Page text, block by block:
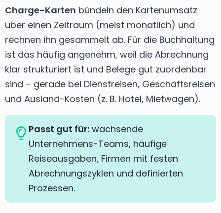
Charge-Karten bündeln den Kartenumsatz
über einen Zeitraum (meist monatlich) und
rechnen ihn gesammelt ab. Für die Buchhaltung
ist das häufig angenehm, weil die Abrechnung
klar strukturiert ist und Belege gut zuordenbar
sind – gerade bei Dienstreisen, Geschäftsreisen
und Ausland-Kosten (z. B. Hotel, Mietwagen).
Passt gut für: wachsende
Unternehmens-Teams, häufige
Reiseausgaben, Firmen mit festen
Abrechnungszyklen und definierten
Prozessen.